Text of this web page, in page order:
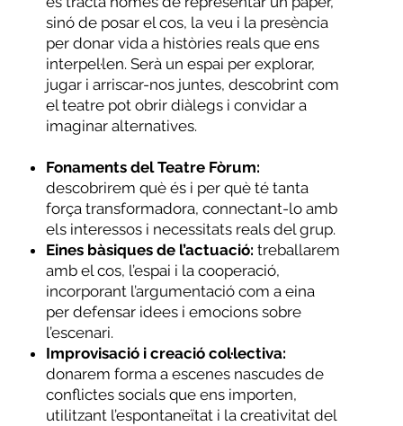
sinó de posar el cos, la veu i la presència
per donar vida a històries reals que ens
interpel·len. Serà un espai per explorar,
jugar i arriscar-nos juntes, descobrint com
el teatre pot obrir diàlegs i convidar a
imaginar alternatives.
Fonaments del Teatre Fòrum:
descobrirem què és i per què té tanta
força transformadora, connectant-lo amb
els interessos i necessitats reals del grup.
Eines bàsiques de l’actuació: treballarem
amb el cos, l’espai i la cooperació,
incorporant l’argumentació com a eina
per defensar idees i emocions sobre
l’escenari.
Improvisació i creació col·lectiva:
donarem forma a escenes nascudes de
conflictes socials que ens importen,
utilitzant l’espontaneïtat i la creativitat del